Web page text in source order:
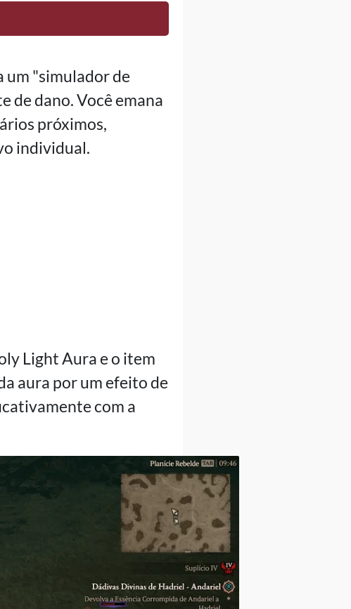
um "simulador de
de dano. Você emana
próximos,
individual.
Light Aura e o item
aura por um efeito de
com a